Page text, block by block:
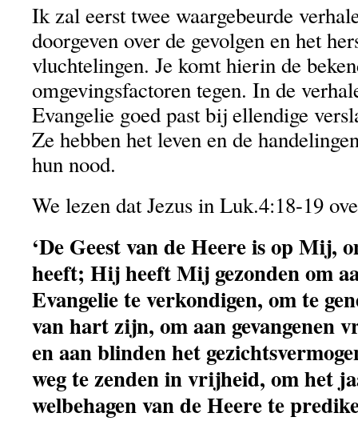
Ik zal eerst twee waargebeurde
doorgeven over de gevolgen en het
vluchtelingen. Je komt hierin de
omgevingsfactoren tegen. In de
Evangelie goed past bij ellendige
Ze hebben het leven en de
hun nood.
We lezen dat Jezus in Luk.4:18-19
‘De Geest van de Heere is op Mij,
heeft; Hij heeft Mij gezonden om
Evangelie te verkondigen, om te
van hart zijn, om aan gevangenen
en aan blinden het
weg te zenden in vrijheid, om het
welbehagen van de Heere te